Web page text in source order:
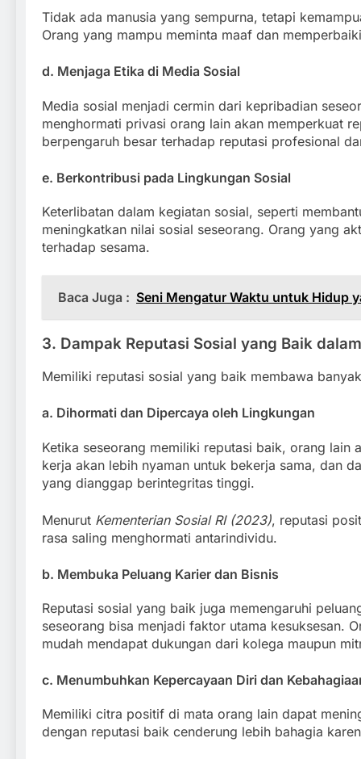
Tidak ada manusia yang sempurna, tetapi
Orang yang mampu meminta maaf dan
d. Menjaga Etika di Media Sosial
Media sosial menjadi cermin dari kepribadian
menghormati privasi orang lain akan memperkuat
berpengaruh besar terhadap reputasi profesional
e. Berkontribusi pada Lingkungan Sosial
Keterlibatan dalam kegiatan sosial, seperti
meningkatkan nilai sosial seseorang. Orang yang
terhadap sesama.
Baca Juga : Seni Mengatur Waktu untuk Hidup
3. Dampak Reputasi Sosial yang Baik
Memiliki reputasi sosial yang baik membawa
a. Dihormati dan Dipercaya oleh Lingkungan
Ketika seseorang memiliki reputasi baik, orang lain
kerja akan lebih nyaman untuk bekerja sama, dan
yang dianggap berintegritas tinggi.
Menurut Kementerian Sosial RI (2023), reputasi
rasa saling menghormati antarindividu.
b. Membuka Peluang Karier dan Bisnis
Reputasi sosial yang baik juga memengaruhi
seseorang bisa menjadi faktor utama kesuksesan.
mudah mendapat dukungan dari kolega maupun
c. Menumbuhkan Kepercayaan Diri dan
Memiliki citra positif di mata orang lain dapat
dengan reputasi baik cenderung lebih bahagia